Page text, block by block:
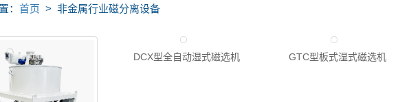
： 首页 > 非金属行业磁分离设备
DCX型全自动湿式磁选机 GTC型板式湿式磁选机